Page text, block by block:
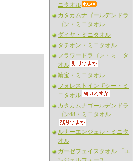
ニタオル
カタカムナゴールデンドラ
ゴン・ミニタオル
ダイヤ・ミニタオル
タチオン・ミニタオル
フラワードラゴン・ミニタ
オル
輪宝・ミニタオル
フォレストインザシー・ミ
ニタオル
カタカムナゴールデンドラ
ゴン48・ミニタオル
ルナーエンジェル・ミニタ
オル
ガーゼフェイスタオル 「エ